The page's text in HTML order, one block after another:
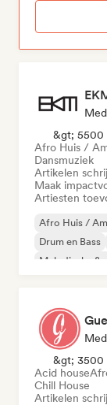
&gt; 5500
Afro Huis /
Dansmuziek
Artikelen
Maak
Artiesten
Afro Huis /
Drum en Bass
Melodische &
&gt; 3500
Acid house
Chill House
Artikelen